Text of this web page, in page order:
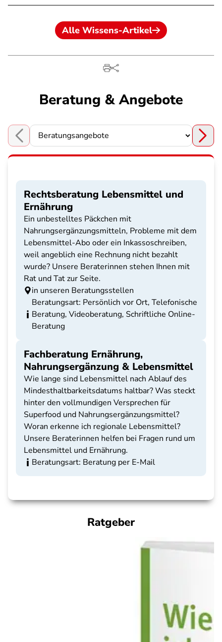
Alle Wissens-Artikel
Beratung & Angebote
Choose a section
Rechtsberatung Lebensmittel und
Ernährung
Ein unbestelltes Päckchen mit
Nahrungsergänzungsmitteln, Probleme mit dem
Lebensmittel-Abo oder ein Inkassoschreiben,
weil angeblich eine Rechnung nicht bezahlt
wurde? Unsere Beraterinnen stehen Ihnen mit
Rat und Tat zur Seite.
in unseren Beratungsstellen
Beratungsart: Persönlich vor Ort, Telefonische
Beratung, Videoberatung, Schriftliche Online-
Beratung
Fachberatung Ernährung,
Nahrungsergänzung & Lebensmittel
Wie lange sind Lebensmittel nach Ablauf des
Mindesthaltbarkeitsdatums haltbar? Was steckt
hinter den vollmundigen Versprechen für
Superfood und Nahrungsergänzungsmittel?
Woran erkenne ich regionale Lebensmittel?
Unsere Beraterinnen helfen bei Fragen rund um
Lebensmittel und Ernährung.
Beratungsart: Beratung per E-Mail
Ratgeber